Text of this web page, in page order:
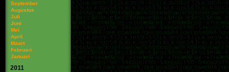
September
Augustus
Juli
Juni
Mei
April
Maart
Februari
Januari
2011